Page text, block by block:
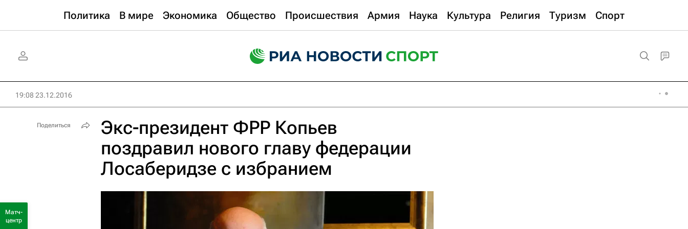
Политика В мире Экономика Общество Происшествия Армия Наука Культура Религия Туризм Спорт
19:08 23.12.2016
Экс-президент ФРР Копьев
поздравил нового главу федерации
Лосаберидзе с избранием
Поделиться
Матч-
центр